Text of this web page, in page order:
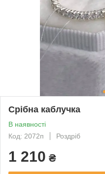
Срібна каблучка
В наявності
Код: 2072п
Роздріб
1 210 ₴